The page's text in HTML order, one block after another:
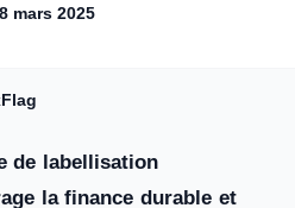
mars 2025
de labellisation
la finance durable et